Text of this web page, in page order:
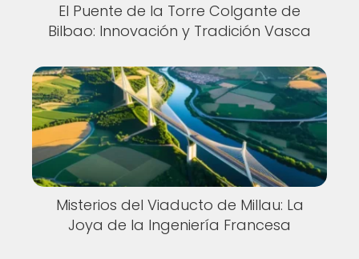
El Puente de la Torre Colgante de
Bilbao: Innovación y Tradición Vasca
Misterios del Viaducto de Millau: La
Joya de la Ingeniería Francesa